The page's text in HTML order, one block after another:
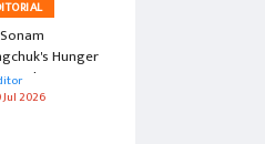
Hunger
Make a
Jul 2026